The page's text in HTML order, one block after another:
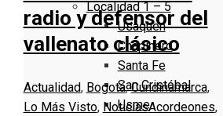
Localidad 1 – 5
Usaquen
Chapinero
Santa Fe
San Cristóbal
Usme
radio y defensor del
vallenato clásico
Actualidad, Bogotá,Cundinamarca,
Lo Más Visto, NoticiasAcordeones,